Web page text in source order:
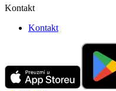
Kontakt
Kontakt